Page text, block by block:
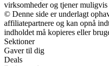
virksomheder og tjener
© Denne side er underlagt
affiliatepartnere og kan opnå
indholdet må kopieres eller
Sektioner
Gaver til dig
Deals